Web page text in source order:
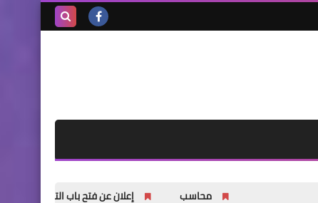
إعلان عن فتح باب التسجيل للشباب والشابات